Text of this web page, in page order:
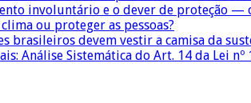
involuntário e o dever de proteção
ou proteger as pessoas?
brasileiros devem vestir a camisa da
Análise Sistemática do Art. 14 da Lei